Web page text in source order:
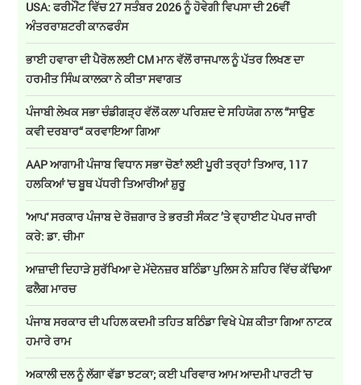
USA: ਫਰੀਮੌਂਟ ਵਿੱਚ 27 ਸਤੰਬਰ 2026 ਨੂੰ ਹੋਵੇਗੀ ਵਿਪਸਾ ਦੀ 26ਵੀਂ
ਅੰਤਰਰਾਸ਼ਟਰੀ ਕਾਨਫਰੰਸ
ਭਾਈ ਹਵਾਰਾ ਦੀ ਪੈਰੋਲ ਲਈ CM ਮਾਨ ਵੱਲੋਂ ਰਾਜਪਾਲ ਨੂੰ ਪੱਤਰ ਲਿਖਣ ਦਾ
ਹਰਮੀਤ ਸਿੰਘ ਕਾਲਕਾ ਨੇ ਕੀਤਾ ਸਵਾਗਤ
ਪੰਜਾਬੀ ਲੇਖਕ ਸਭਾ ਚੰਡੀਗੜ੍ਹ ਵੱਲੋਂ ਕਲਾ ਪਰਿਸ਼ਦ ਦੇ ਸਹਿਯੋਗ ਨਾਲ “ਸਾਉਣ
ਕਵੀ ਦਰਬਾਰ“ ਕਰਵਾਇਆ ਗਿਆ
AAP ਆਗਾਮੀ ਪੰਜਾਬ ਵਿਧਾਨ ਸਭਾ ਚੋਣਾਂ ਲਈ ਪੂਰੀ ਤਰ੍ਹਾਂ ਤਿਆਰ, 117
ਹਲਕਿਆਂ 'ਚ ਬੂਥ ਪੱਧਰੀ ਤਿਆਰੀਆਂ ਸ਼ੁਰੂ
'ਆਪ' ਸਰਕਾਰ ਪੰਜਾਬ ਦੇ ਰੋਜ਼ਗਾਰ ਤੇ ਭਰਤੀ ਸੰਕਟ ’ਤੇ ਵ੍ਹਾਈਟ ਪੇਪਰ ਜਾਰੀ
ਕਰੇ: ਡਾ. ਚੀਮਾ
ਆਜ਼ਾਦੀ ਦਿਹਾੜੇ ਸੁਰੱਖਿਆ ਦੇ ਮੱਦੇਨਜ਼ਰ ਬਠਿੰਡਾ ਪੁਲਿਸ ਨੇ ਸ਼ਹਿਰ ਵਿੱਚ ਕੱਢਿਆ
ਫਲੈਗ ਮਾਰਚ
ਪੰਜਾਬ ਸਰਕਾਰ ਦੀ ਪਹਿਲ ਕਦਮੀ ਤਹਿਤ ਬਠਿੰਡਾ ਵਿਖੇ ਪੇਸ਼ ਕੀਤਾ ਗਿਆ ਨਾਟਕ
ਹਮਾਰੇ ਰਾਮ
ਅਕਾਲੀ ਦਲ ਨੂੰ ਲੱਗਾ ਵੱਡਾ ਝਟਕਾ; ਕਈ ਪਰਿਵਾਰ ਆਮ ਆਦਮੀ ਪਾਰਟੀ 'ਚ